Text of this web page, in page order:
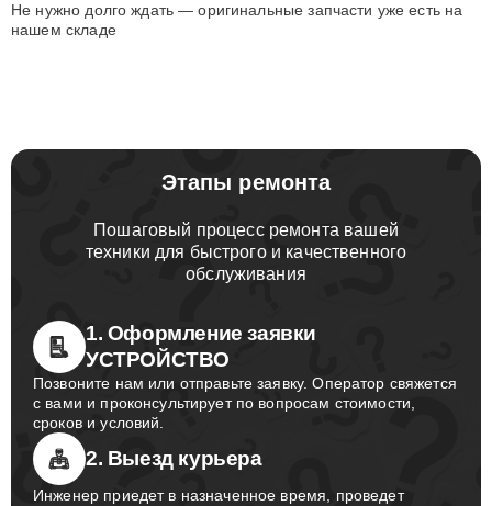
Не нужно долго ждать — оригинальные запчасти уже есть на
нашем складе
Этапы ремонта
Пошаговый процесс ремонта вашей
техники для быстрого и качественного
обслуживания
1. Оформление заявки
УСТРОЙСТВО
Позвоните нам или отправьте заявку. Оператор свяжется
с вами и проконсультирует по вопросам стоимости,
сроков и условий.
2. Выезд курьера
Инженер приедет в назначенное время, проведет